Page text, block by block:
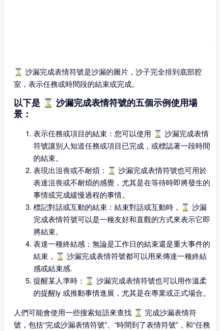
⌛ 沙漏完成表情符號是沙漏的圖片，沙子完全排到底部腔
室，表示任務或時間段的結束或完成。
以下是 ⌛ 沙漏完成表情符號的五個示例使用場
景：
表示任務或項目的結束：您可以使用 ⌛ 沙漏完成表情
符號讓別人知道任務或項目已完成，或標誌著一段時間
的結束。
表現出沮喪或不耐煩：⌛ 沙漏完成表情符號也可用於
表達沮喪或不耐煩的感覺，尤其是在等待時即將發生的
事情或完成緩慢過程的事情。
標記對話或互動的結束：結束對話或互動時，⌛ 沙漏
完成表情符號可以是一種友好和直觀的方式來表示它即
將結束。
表達一種終結感：無論是工作日的結束還是重大事件的
結束，⌛ 沙漏完成表情符號都可以用來傳達一種終結
感或結束感.
提醒某人準時：⌛ 沙漏完成表情符號也可以用作溫柔
的提醒ly 或推動事情進展，尤其是在專業或正式場合。
人們可能會使用一些搜索短語來查找 ⌛ 完成沙漏表情符
號，包括“完成沙漏表情符號”、“時間到了表情符號”，和“任務